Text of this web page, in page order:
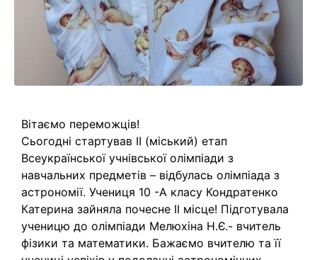
Вітаємо переможців!
Сьогодні стартував ІІ (міський) етап
Всеукраїнської учнівської олімпіади з
навчальних предметів – відбулась олімпіада з
астрономії. Учениця 10 -А класу Кондратенко
Катерина зайняла почесне ІІ місце! Підготувала
ученицю до олімпіади Мелюхіна Н.Є.- вчитель
фізики та математики. Бажаємо вчителю та її